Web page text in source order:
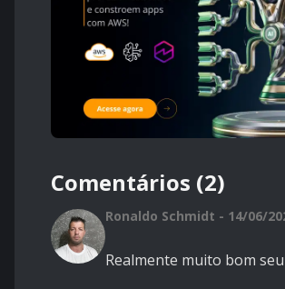
Comentários (2)
Ronaldo Schmidt - 14/06/
Realmente muito bom